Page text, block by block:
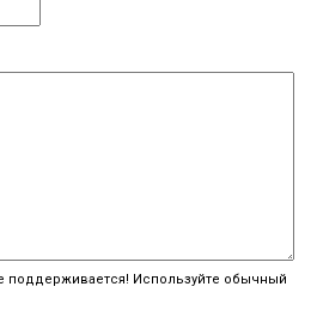
поддерживается! Используйте обычный